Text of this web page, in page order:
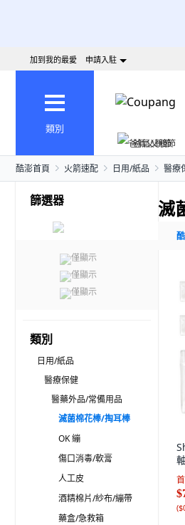
加到我的最愛 申請入駐
類別
爸氣父親節
酷澎首頁 火箭速配 日用/紙品 醫療
篩選器
僅顯示
僅顯示
僅顯示
類別
日用/紙品
醫療保健
醫藥外品/常備用品
滅菌棉花棒/掏耳棒
OK 繃
傷口消毒/軟膏
人工皮
酒精棉片/紗布/繃帶
藥盒/急救箱
滅
(